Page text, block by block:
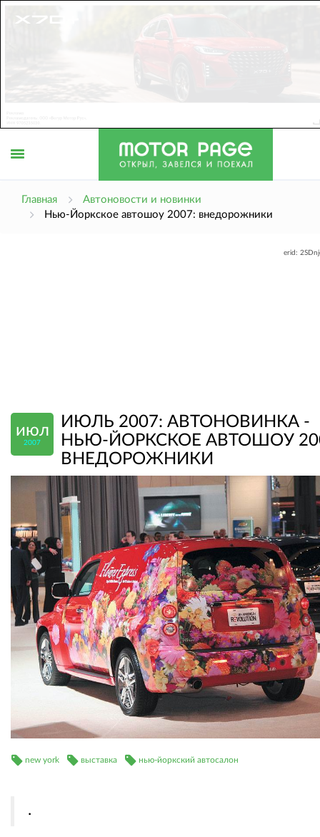
Главная
Автоновости и новинки
Нью-Йоркское автошоу 2007: внедорожники
erid:
июл
2007
ИЮЛЬ 2007: АВТОНОВИНКА -
НЬЮ-ЙОРКСКОЕ АВТОШОУ
ВНЕДОРОЖНИКИ
new york выставка нью-йоркский автосалон
.